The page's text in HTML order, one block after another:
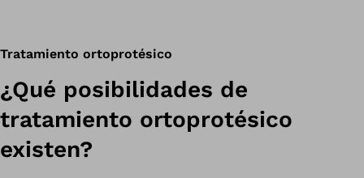
Tratamiento ortoprotésico
¿Qué posibilidades de
tratamiento ortoprotésico
existen?